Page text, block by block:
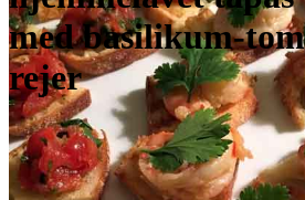
med basilikum-
rejer